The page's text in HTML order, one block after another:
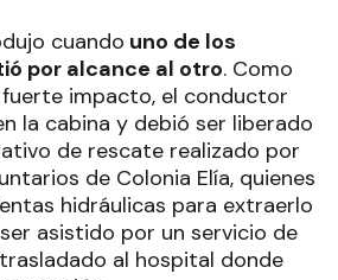
cuando uno de los
por alcance al otro. Como
impacto, el conductor
la cabina y debió ser liberado
de rescate realizado por
de Colonia Elía, quienes
hidráulicas para extraerlo
asistido por un servicio de
al hospital donde